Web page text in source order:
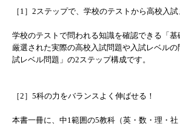
［1］2ステップで、学校のテストから高校入
学校のテストで問われる知識を確認できる「基
厳選された実際の高校入試問題や入試レベル
試レベル問題」の2ステップ構成です。
［2］5科の力をバランスよく伸ばせる！
本書一冊に、中1範囲の5教科（英・数・理・